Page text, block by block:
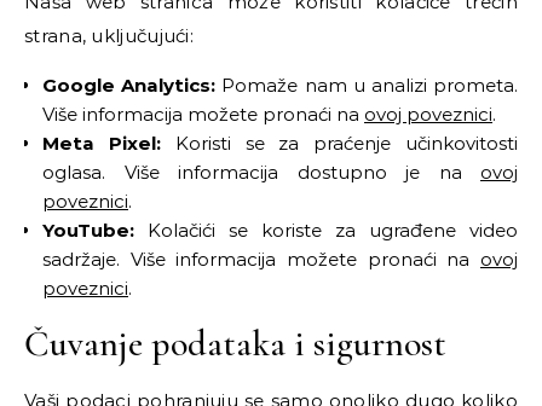
strana, uključujući:
Google Analytics: Pomaže nam u analizi prometa.
Više informacija možete pronaći na ovoj poveznici.
Meta Pixel:Koristi se za praćenje učinkovitosti
oglasa. Više informacija dostupno je na ovoj
poveznici.
YouTube: Kolačići se koriste za ugrađene video
sadržaje. Više informacija možete pronaći na ovoj
poveznici.
Čuvanje podataka i sigurnost
Vaši podaci pohranjuju se samo onoliko dugo koliko